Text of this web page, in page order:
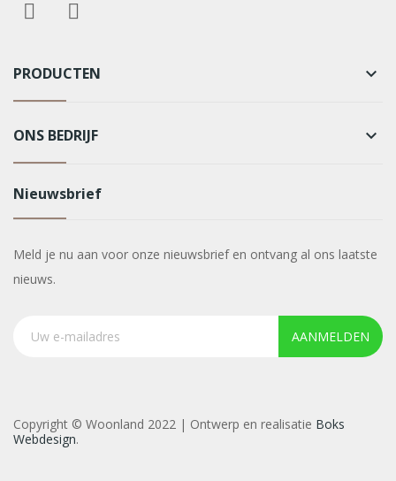
PRODUCTEN keyboard_arrow_down
ONS BEDRIJF keyboard_arrow_down
Nieuwsbrief
Meld je nu aan voor onze nieuwsbrief en ontvang al ons laatste
nieuws.
AANMELDEN
Copyright © Woonland 2022 | Ontwerp en realisatie Boks
Webdesign.